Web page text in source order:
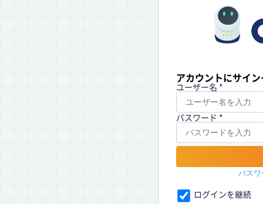
アカウントにサイ
サインイン
ユーザー名 *
パスワード *
パスワ
ログインを継続